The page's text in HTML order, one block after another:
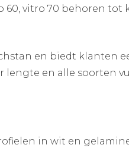
60, vitro 70 behoren tot
en biedt klanten
lengte en alle soorten
in wit en